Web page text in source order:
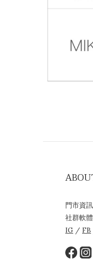
門市資訊
社群軟
IG / FB